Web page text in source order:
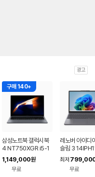
광고
구매 140+
삼성노트북 갤럭시북
4 NT750XGR i5-1
3세대 16G 256G 사
무용 업무용 학생용 가
성비 노트북
1,149,000원
무료
레노버 아이디
슬림 3
Q005LKR
최저
무료